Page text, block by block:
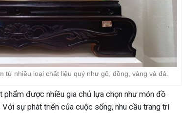
nhiều loại chất liệu quý như gõ, đồng, vàng và đá.
phẩm được nhiều gia chủ lựa chọn như món đồ
sự phát triển của cuộc sống, nhu cầu trang trí